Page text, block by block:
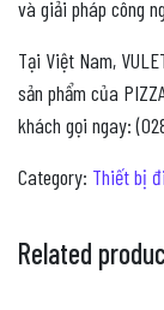
và giải pháp công
Tại Việt Nam,
sản phẩm của
khách gọi ngay:
Category: Thiết bị
Related